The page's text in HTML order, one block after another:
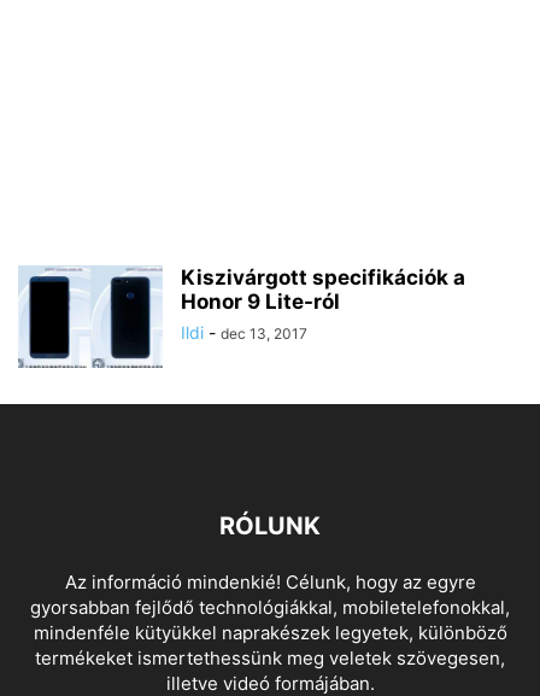
Kiszivárgott specifikációk a
Honor 9 Lite-ról
Ildi - dec 13, 2017
RÓLUNK
Az információ mindenkié! Célunk, hogy az egyre
gyorsabban fejlődő technológiákkal, mobiletelefonokkal,
mindenféle kütyükkel naprakészek legyetek, különböző
termékeket ismertethessünk meg veletek szövegesen,
illetve videó formájában.